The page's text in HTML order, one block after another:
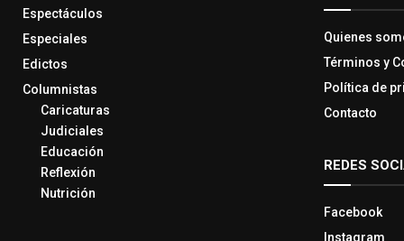
Espectáculos
Especiales
Edictos
Columnistas
Caricaturas
Judiciales
Educación
Reflexión
Nutrición
Quienes
Términos y
Política de
Contacto
REDES
Facebook
Instagram